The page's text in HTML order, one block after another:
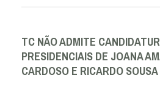
TC NÃO ADMITE
PRESIDENCIAIS DE JOANA
CARDOSO E RICARDO SOUSA